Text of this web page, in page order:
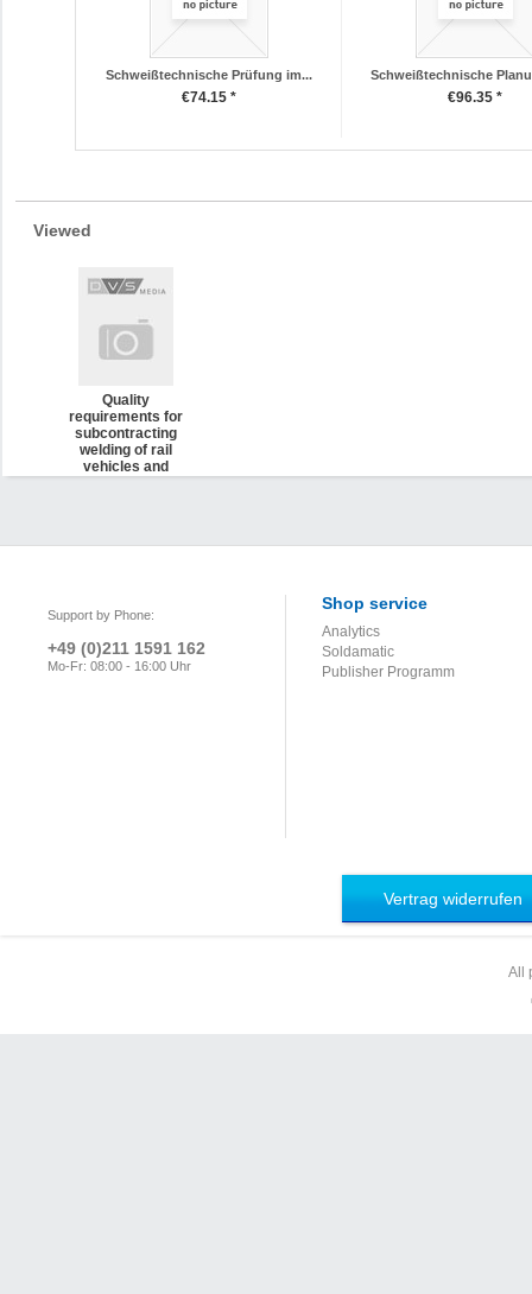
Schweißtechnische Prüfung im...
€74.15 *
Schweißtechnische
€96.35 *
Viewed
Quality
requirements for
subcontracting
welding of rail
vehicles and
Support by Phone:
+49 (0)211 1591 162
Mo-Fr: 08:00 - 16:00 Uhr
Shop service
Analytics
Soldamatic
Publisher Programm
Vertrag widerrufen
All